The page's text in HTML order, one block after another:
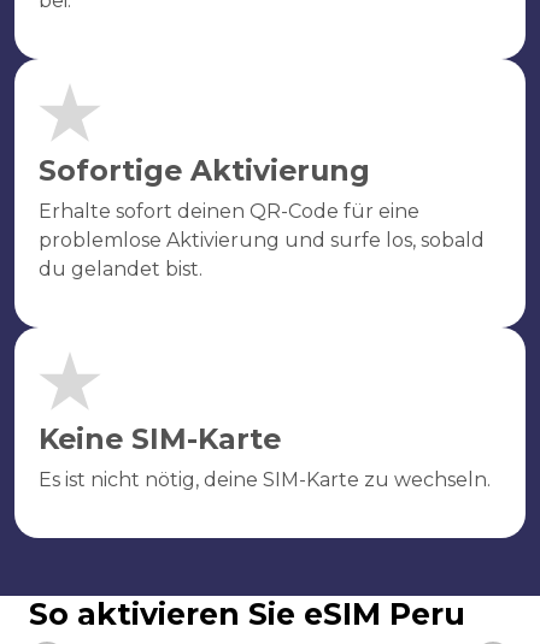
Sofortige Aktivierung
Erhalte sofort deinen QR-Code für eine
problemlose Aktivierung und surfe los, sobald
du gelandet bist.
Keine SIM-Karte
Es ist nicht nötig, deine SIM-Karte zu wechseln.
So aktivieren Sie eSIM Peru